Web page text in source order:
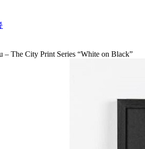
The City Print Series “White on Black”